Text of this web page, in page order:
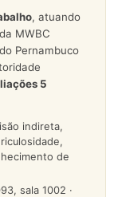
, atuando
MWBC
Pernambuco
5
indireta,
de
sala 1002 ·